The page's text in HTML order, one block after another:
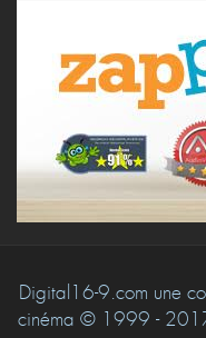
Digital16-9.com une
cinéma © 1999 - 2017